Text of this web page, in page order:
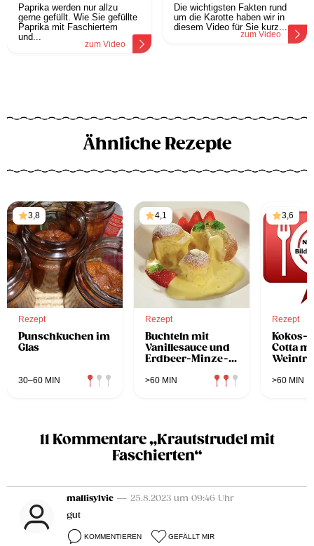
Paprika werden nur allzu
gerne gefüllt. Wie Sie gefüllte
Paprika mit Faschiertem
und...
zum Video
Die wichtigsten Fakten rund
um die Karotte haben wir in
diesem Video für Sie kurz...
zum Video
Ähnliche Rezepte
3,8
Rezept
Punschkuchen im
Glas
30–60 MIN
4,1
Rezept
Buchteln mit
Vanillesauce und
Erdbeer-Minze-
>60 MIN
3,6
Rezept
Kokos-
Cotta
>60 MIN
11 Kommentare „Krautstrudel mit
Faschierten“
mallisylvie — 25.8.2023 um 09:46 Uhr
gut
KOMMENTIEREN GEFÄLLT MIR